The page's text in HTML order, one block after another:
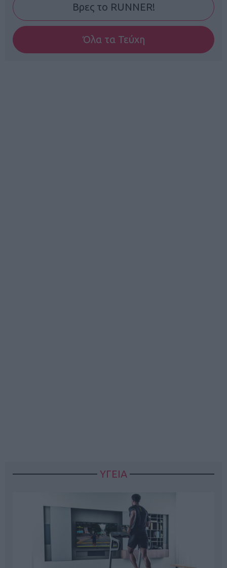
Βρες το RUNNER!
Όλα τα Τεύχη
ΥΓΕΙΑ